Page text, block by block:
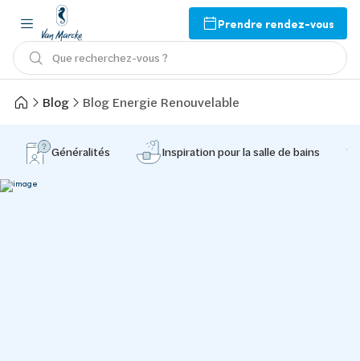
Prendre rendez-vous
Que recherchez-vous ?
Blog Blog Energie Renouvelable
Généralités Inspiration pour la salle de bains